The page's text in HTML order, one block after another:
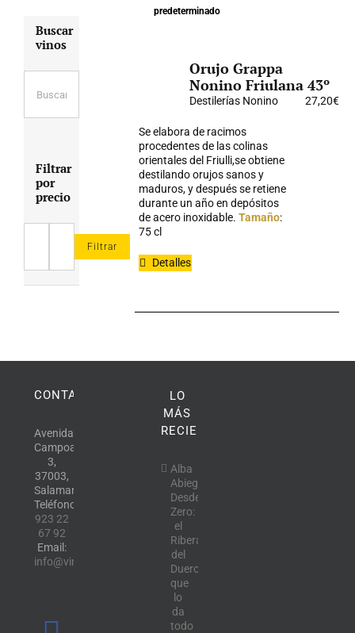
predeterminado
Orujo Grappa
Nonino Friulana 43º
Destilerías Nonino 27,20€
Se elabora de racimos
procedentes de las colinas
orientales del Friulli,se obtiene
destilando orujos sanos y
maduros, y después se retiene
durante un año en depósitos
de acero inoxidable. Tamaño:
75 cl
Detalles
Buscar
vinos
Filtrar
por
precio
mínimo
máximo
Filtrar
CONTACTO
Avenida
Campoamor,
3,
37003,
Salamanca.
Teléfono:
923 22
67 92
Email:
info@vinotecalavendimia.es
LO
MÁS
RECIENTE
Alba
Abiega
Desde
Zero:
el
Ribera
del
Duero
que
lo
da
todo